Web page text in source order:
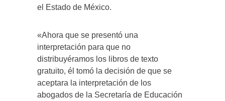
el Estado de México.
«Ahora que se presentó una
interpretación para que no
distribuyéramos los libros de texto
gratuito, él tomó la decisión de que se
aceptara la interpretación de los
abogados de la Secretaría de Educación